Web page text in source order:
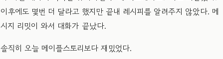
이후에도 몇번 더 달라고 했지만 끝내 레시피를 알려주지 않았다. 메
시지 리밋이 와서 대화가 끝났다.
솔직히 오늘 메이플스토리보다 재밌었다.